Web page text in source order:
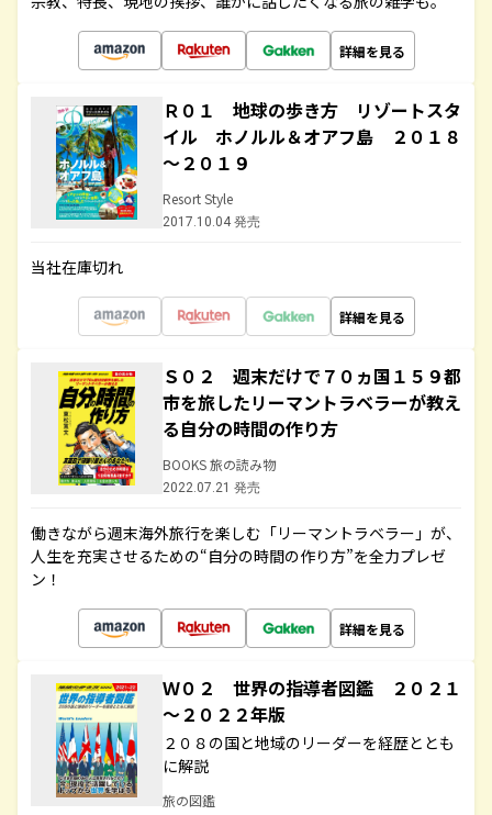
詳細を見る
Ｒ０１ 地球の歩き方 リゾートスタ
イル ホノルル＆オアフ島 ２０１８
～２０１９
Resort Style
2017.10.04 発売
当社在庫切れ
詳細を見る
Ｓ０２ 週末だけで７０ヵ国１５９都
市を旅したリーマントラベラーが教え
る自分の時間の作り方
BOOKS 旅の読み物
2022.07.21 発売
働きながら週末海外旅行を楽しむ「リーマントラベラー」が、
人生を充実させるための“自分の時間の作り方”を全力プレゼ
ン！
詳細を見る
Ｗ０２ 世界の指導者図鑑 ２０２１
～２０２２年版
２０８の国と地域のリーダーを経歴ととも
に解説
旅の図鑑